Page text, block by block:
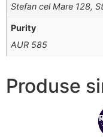
Stefan cel Mare 128,
Purity
AUR 585
Produse